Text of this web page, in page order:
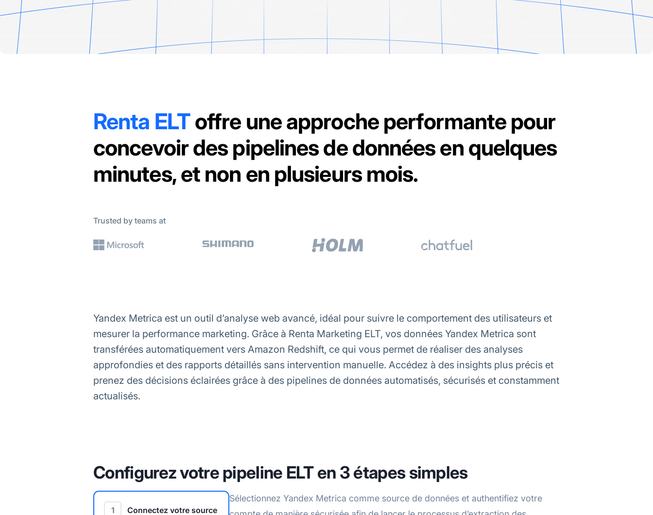
Renta ELToffre une approche performante pour
concevoir des pipelines de données en quelques
minutes, et non en plusieurs mois.
Trusted by teams at
Yandex Metrica est un outil d’analyse web avancé, idéal pour suivre le comportement des utilisateurs et
mesurer la performance marketing. Grâce à Renta Marketing ELT, vos données Yandex Metrica sont
transférées automatiquement vers Amazon Redshift, ce qui vous permet de réaliser des analyses
approfondies et des rapports détaillés sans intervention manuelle. Accédez à des insights plus précis et
prenez des décisions éclairées grâce à des pipelines de données automatisés, sécurisés et constamment
actualisés.
Configurez votre pipeline ELT en 3 étapes simples
1 Connectez votre source
Sélectionnez Yandex Metrica comme source de données et authentifiez votre